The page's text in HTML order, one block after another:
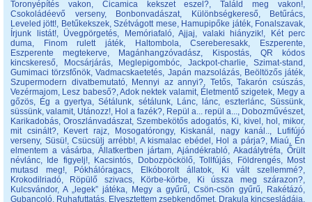
Toronyépítés vakon, Cicamica kekszet eszel?,Találd meg vakon!,
Csokoládéevő verseny, Bonbonvadászat, Különbségkereső, Betűrács,
Leveled jött!, Betűkekszek,Szétvágott mese, Hamupipőke játék, Fonalszavak,
Írjunk listát!, Üvegpörgetés, Memóriafaló, Ajjaj, valaki hiányzik!,
Két perc
duma, Finom rulett játék, Haltombola,Csereberesakk, Eszperente,
Eszperente megtekerve, Magánhangzóvadász, Kispostás, QR kódos
kincskereső, Mocsárjárás, Meglepigombóc, Jackpot-charlie, Szimat-stand ,
Gumimaci törzsfőnök,Vadmacskaetetés, Japán mazsolázás, Beöltözős játék,
Szupermodern divatbemutató, Mennyi az annyi?, Tetős,Takarón csúszás,
Vezérmajom, Lesz babeső?,Adok nektek valamit, Életmentő szigetek, Megy a
gőzös, Ég a gyertya,Sétálunk, sétálunk, Lánc, lánc, eszterlánc,Süssünk,
süssünk, valamit, Utánozz!, Hol a fazék?, Repül a... repül a..., Dobozművészet,
Karikadobás, Oroszlánvadászat, Szembekötős adogatós, Ki, kivel, hol, mikor,
mit csinált?, Kevert rajz, Mosogatórongy, Kiskanál, nagy kanál..,
Lufifújó
verseny, Süsü!,Csücsülj arrébb!, A kismalac ebédel , Hol a párja?, Miaú, Én
elmentem a vásárba, Állatkertben jártam, Ajándékrabló, Akadálytréfa, Őrült
névlánc, Ide figyelj!, Kacsintós, Dobozpöckölő,Tollfújás, Földrengés, Most
mutasd meg!, Pókhálóragacs, Elkóborolt állatok, Ki vált szellemmé?,
Krokodilriadó, Röpülő szivacs, Körbe-körbe, Ki ússza meg szárazon?,
Kulcsvándor, A „legek” játéka, Megy a gyűrű, Csön-csön gyűrű, Rakétázó,
Gubancoló, Ruhafuttatás, Elvesztettem zsebkendőmet, Drakula kincsesládája,